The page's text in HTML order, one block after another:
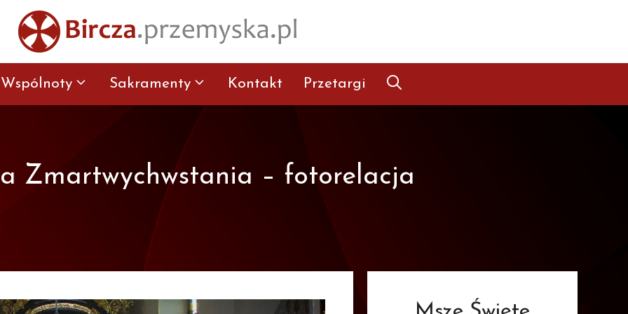
Wspólnoty Sakramenty Kontakt Przetargi
Zmartwychwstania – fotorelacja